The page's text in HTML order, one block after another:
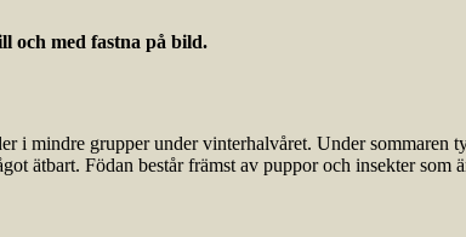
och med fastna på bild.
i mindre grupper under vinterhalvåret. Under sommaren
ätbart. Födan består främst av puppor och insekter som